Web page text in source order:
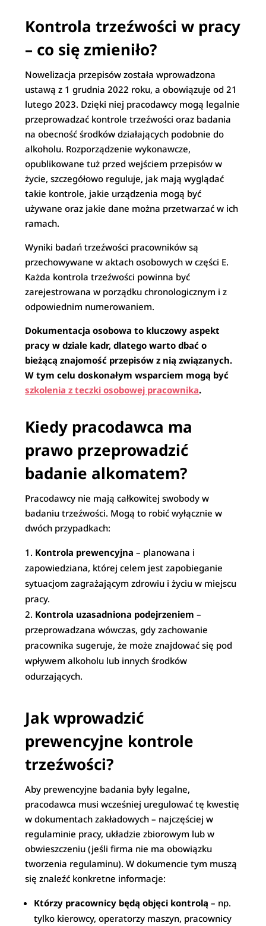
Kontrola trzeźwości w pracy
– co się zmieniło?
Nowelizacja przepisów została wprowadzona
ustawą z 1 grudnia 2022 roku, a obowiązuje od 21
lutego 2023. Dzięki niej pracodawcy mogą legalnie
przeprowadzać kontrole trzeźwości oraz badania
na obecność środków działających podobnie do
alkoholu. Rozporządzenie wykonawcze,
opublikowane tuż przed wejściem przepisów w
życie, szczegółowo reguluje, jak mają wyglądać
takie kontrole, jakie urządzenia mogą być
używane oraz jakie dane można przetwarzać w ich
ramach.
Wyniki badań trzeźwości pracowników są
przechowywane w aktach osobowych w części E.
Każda kontrola trzeźwości powinna być
zarejestrowana w porządku chronologicznym i z
odpowiednim numerowaniem.
Dokumentacja osobowa to kluczowy aspekt
pracy w dziale kadr, dlatego warto dbać o
bieżącą znajomość przepisów z nią związanych.
W tym celu doskonałym wsparciem mogą być
szkolenia z teczki osobowej pracownika.
Kiedy pracodawca ma
prawo przeprowadzić
badanie alkomatem?
Pracodawcy nie mają całkowitej swobody w
badaniu trzeźwości. Mogą to robić wyłącznie w
dwóch przypadkach:
Kontrola prewencyjna – planowana i
zapowiedziana, której celem jest zapobieganie
sytuacjom zagrażającym zdrowiu i życiu w miejscu
pracy.
Kontrola uzasadniona podejrzeniem –
przeprowadzana wówczas, gdy zachowanie
pracownika sugeruje, że może znajdować się pod
wpływem alkoholu lub innych środków
odurzających.
Jak wprowadzić
prewencyjne kontrole
trzeźwości?
Aby prewencyjne badania były legalne,
pracodawca musi wcześniej uregulować tę kwestię
w dokumentach zakładowych – najczęściej w
regulaminie pracy, układzie zbiorowym lub w
obwieszczeniu (jeśli firma nie ma obowiązku
tworzenia regulaminu). W dokumencie tym muszą
się znaleźć konkretne informacje:
Którzy pracownicy będą objęci kontrolą – np.
tylko kierowcy, operatorzy maszyn, pracownicy